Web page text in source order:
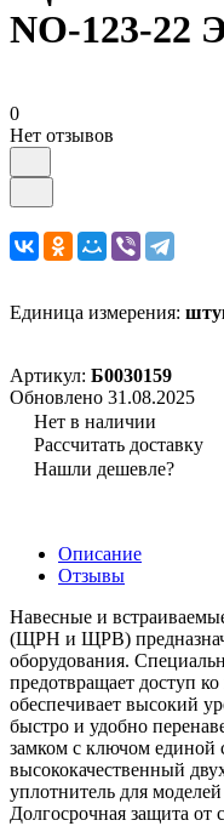
NO-123-22
0
Нет отзывов
Единица измерения:
Артикул: Б0030159
Обновлено 31.08.2025
Нет в наличии
Рассчитать доставку
Нашли дешевле?
Описание
Отзывы
Навесные и
(ЩРН и ЩРВ)
оборудования.
предотвращает доступ
обеспечивает высокий
быстро и удобно
замком с ключом единой
высококачественный
уплотнитель для
Долгосрочная защита от